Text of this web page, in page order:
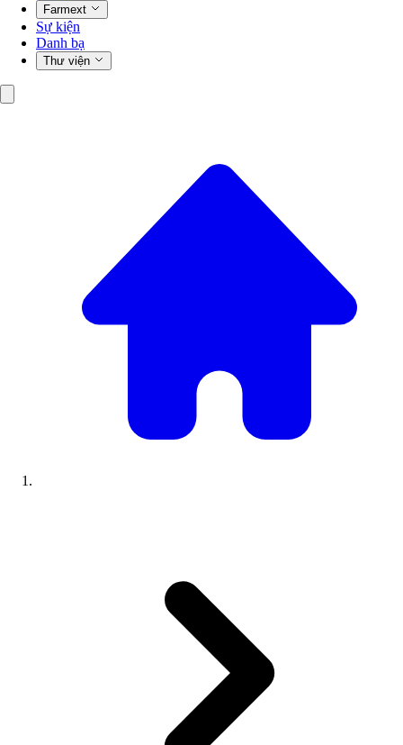
Farmext
Sự kiện
Danh bạ
Thư viện